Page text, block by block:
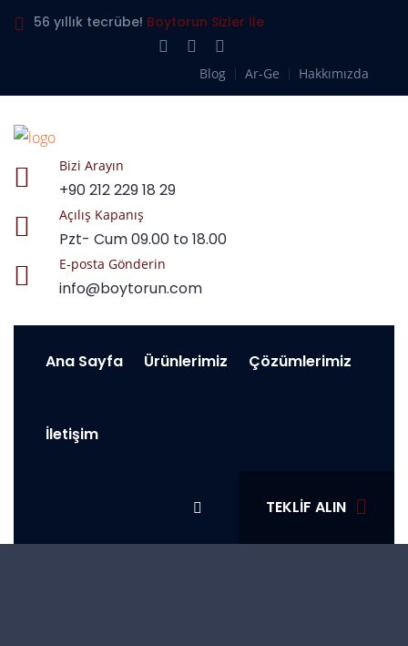
56 yıllık tecrübe! Boytorun Sizler İle
Blog Ar-Ge Hakkımızda
Bizi Arayın
+90 212 229 18 29
Açılış Kapanış
Pzt- Cum 09.00 to 18.00
E-posta Gönderin
info@boytorun.com
Ana Sayfa Ürünlerimiz Çözümlerimiz
İletişim
TEKLIF ALIN